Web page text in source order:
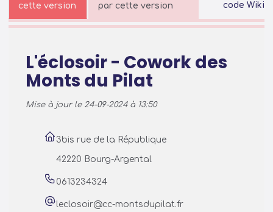
cette version
par cette version
code Wiki
L'éclosoir - Cowork des
Monts du Pilat
Mise à jour le 24-09-2024 à 13:50
3bis rue de la République
42220 Bourg-Argental
0613234324
leclosoir@cc-montsdupilat.fr